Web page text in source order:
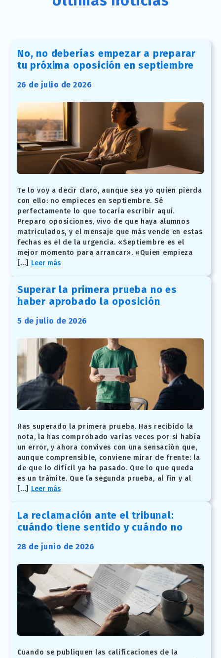
No, no deberías empezar a preparar
tu próxima oposición en septiembre
26 de julio de 2026
Te lo voy a decir claro, aunque sea yo quien pierda
con ello: no empieces en septiembre. Sé
perfectamente lo que tocaría escribir aquí.
Preparo oposiciones, vivo de que haya alumnos
matriculados, y el mensaje que más vende en estas
fechas es el de la urgencia. «Septiembre es el
mejor momento para arrancar». «Quien empieza
[…] Leer más
Superar la primera prueba no es
haber aprobado la oposición
5 de julio de 2026
Has superado la primera prueba. Has recibido la
nota, la has comprobado varias veces por si había
un error, y ahora convives con una sensación que,
aunque comprensible, conviene mirar de frente: la
de que lo difícil ya ha pasado. Que lo que queda
es un trámite. Que la segunda prueba, al fin y al
[…] Leer más
La reclamación ante el tribunal:
cuándo tiene sentido y cuándo no
28 de junio de 2026
Cuando se publiquen las calificaciones de la